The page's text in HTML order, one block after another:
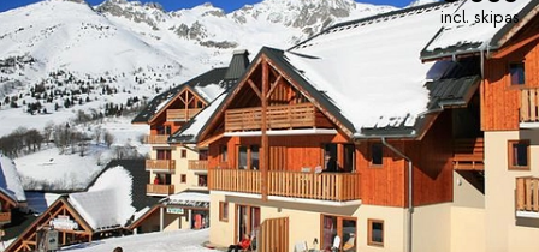
genieten van een heerlijk diner. Geniet van een
wintersportvakantie met het hele gezin in Saint François de
Longchamp.
incl. skipas